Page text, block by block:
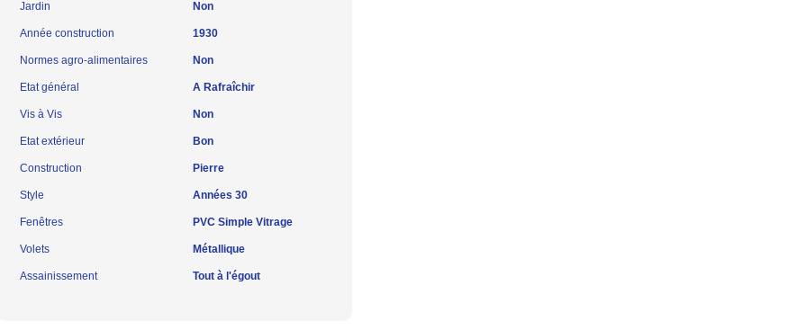
Jardin Non
Année construction 1930
Normes agro-alimentaires Non
Etat général A Rafraîchir
Vis à Vis Non
Etat extérieur Bon
Construction Pierre
Style Années 30
Fenêtres PVC Simple Vitrage
Volets Métallique
Assainissement Tout à l'égout